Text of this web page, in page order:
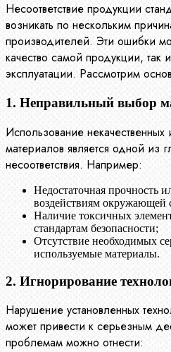
Несоответствие продукции
возникать по нескольким
производителей. Эти ошибки
качество самой продукции, так
эксплуатации. Рассмотрим
1. Неправильный выбор
Использование
материалов является одной из
несоответствия. Например:
Недостаточная прочность
воздействиям окружающей
Наличие токсичных
стандартам безопасности;
Отсутствие необходимых
используемые материалы.
2. Игнорирование
Нарушение установленных
может привести к серьезным
проблемам можно отнести: